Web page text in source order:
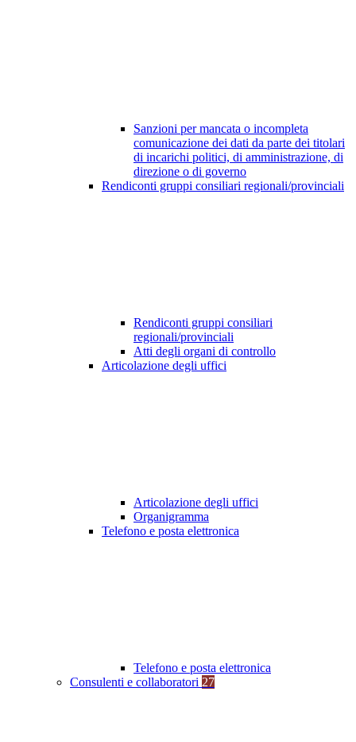
Sanzioni per mancata o incompleta
comunicazione dei dati da parte dei titolari
di incarichi politici, di amministrazione, di
direzione o di governo
Rendiconti gruppi consiliari regionali/provinciali
Rendiconti gruppi consiliari
regionali/provinciali
Atti degli organi di controllo
Articolazione degli uffici
Articolazione degli uffici
Organigramma
Telefono e posta elettronica
Telefono e posta elettronica
Consulenti e collaboratori 27